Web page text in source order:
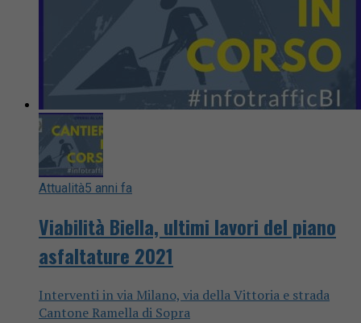
Attualità5 anni fa
Viabilità Biella, ultimi lavori del piano
asfaltature 2021
Interventi in via Milano, via della Vittoria e strada
Cantone Ramella di Sopra